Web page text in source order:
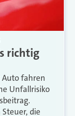
richtig
Auto fahren
Unfallrisiko
die